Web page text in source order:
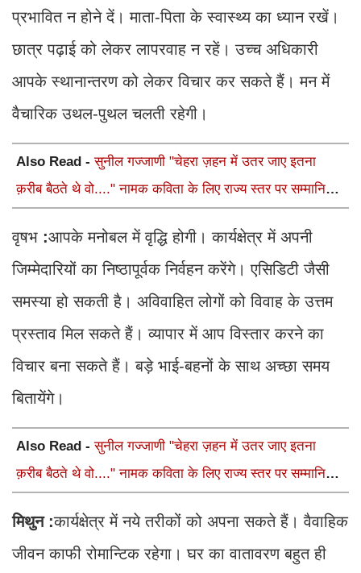
प्रभावित न होने दें। माता-पिता के स्वास्थ्य का ध्यान रखें।
छात्र पढ़ाई को लेकर लापरवाह न रहें। उच्च अधिकारी
आपके स्थानान्तरण को लेकर विचार कर सकते हैं। मन में
वैचारिक उथल-पुथल चलती रहेगी।
Also Read -सुनील गज्जाणी "चेहरा ज़हन में उतर जाए इतना
क़रीब बैठते थे वो...." नामक कविता के लिए राज्य स्तर पर सम्मानित
वृषभ :आपके मनोबल में वृद्धि होगी। कार्यक्षेत्र में अपनी
जिम्मेदारियों का निष्ठापूर्वक निर्वहन करेंगे। एसिडिटी जैसी
समस्या हो सकती है। अविवाहित लोगों को विवाह के उत्तम
प्रस्ताव मिल सकते हैं। व्यापार में आप विस्तार करने का
विचार बना सकते हैं। बड़े भाई-बहनों के साथ अच्छा समय
बितायेंगे।
Also Read -सुनील गज्जाणी "चेहरा ज़हन में उतर जाए इतना
क़रीब बैठते थे वो...." नामक कविता के लिए राज्य स्तर पर सम्मानित
मिथुन :कार्यक्षेत्र में नये तरीकों को अपना सकते हैं। वैवाहिक
जीवन काफी रोमान्टिक रहेगा। घर का वातावरण बहुत ही